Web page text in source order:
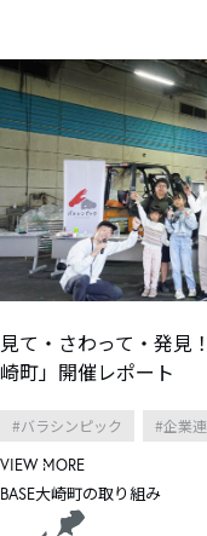
見て・さわって・発見
崎町」開催レポート
バラシンピック 企業
VIEW MORE
BASE大崎町の取り組み